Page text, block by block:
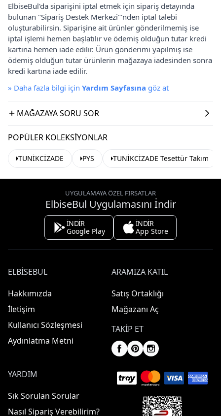
ElbiseBul'da siparişini iptal etmek için sipariş detayında
bulunan "Sipariş Destek Merkezi"'nden iptal talebi
oluşturabilirsin. Siparişine ait ürünler gönderilmemiş ise
iptal işlemi hemen başlatılır ve ödemiş olduğun tutar kredi
kartına hemen iade edilir. Ürün gönderimi yapılmış ise
ödemiş olduğun tutar ürünlerin mağazaya iadesinden sonra
kredi kartına iade edilir.
» Daha fazla bilgi için Yardım Sayfasına göz at
MAĞAZAYA SORU SOR
POPÜLER KOLEKSIYONLAR
TUNİKCİZADE PYS TUNİKCİZADE Tesettür Takım
UYGULAMAYA ÖZEL FIRSATLAR
ElbiseBul Uygulamasını İndir
İNDİR
Google Play
İNDİR
App Store
ELBISEBUL
Hakkımızda
İletişim
Kullanıcı Sözleşmesi
Aydınlatma Metni
ARAMIZA KATIL
Satış Ortaklığı
Mağazanı Aç
TAKIP ET
YARDIM
Sık Sorulan Sorular
Nasıl Sipariş Verebilirim?